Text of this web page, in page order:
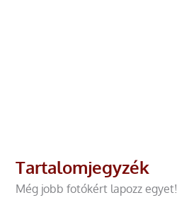
Tartalomjegyzék
Még jobb fotókért lapozz egyet!